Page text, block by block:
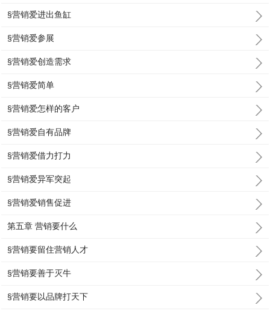
§营销爱进出鱼缸
§营销爱参展
§营销爱创造需求
§营销爱简单
§营销爱怎样的客户
§营销爱自有品牌
§营销爱借力打力
§营销爱异军突起
§营销爱销售促进
第五章 营销要什么
§营销要留住营销人才
§营销要善于灭牛
§营销要以品牌打天下